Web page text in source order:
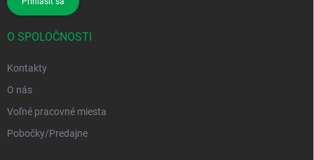
O SPOLOČNOSTI
Kontakty
O nás
Voľné pracovné miesta
Pobočky/Predajne